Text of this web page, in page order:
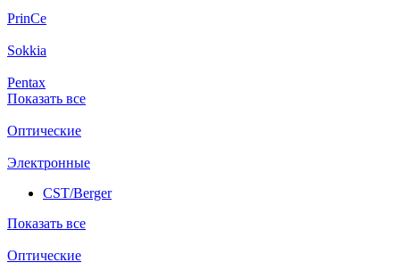
PrinCe
Sokkia
Pentax
Показать все
Оптические
Электронные
CST/Berger
Показать все
Оптические